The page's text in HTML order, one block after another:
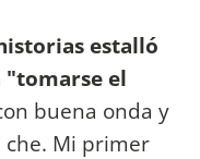
estalló
"tomarse el
buena onda y
Mi primer